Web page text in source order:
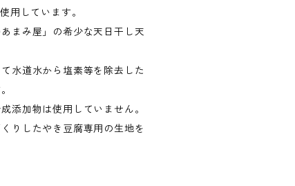
用しています。
まみ屋」の希少な天日干し天
水道水から塩素等を除去した
添加物は使用していません。
りしたやき豆腐専用の生地を